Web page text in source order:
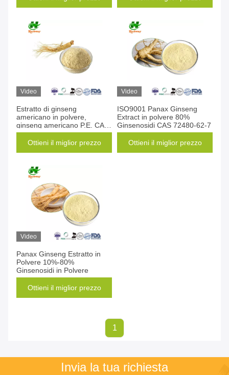
Video
Estratto di ginseng
americano in polvere,
ginseng americano P.E. CAS
90045-38-8
Ottieni il miglior prezzo
Video
ISO9001 Panax Ginseng
Extract in polvere 80%
Ginsenosidi CAS 72480-62-7
Ottieni il miglior prezzo
Video
Panax Ginseng Estratto in
Polvere 10%-80%
Ginsenosidi in Polvere
Ottieni il miglior prezzo
1
Invia la tua richiesta